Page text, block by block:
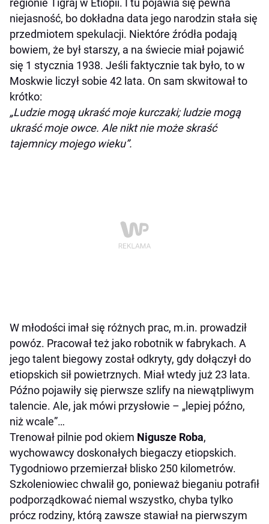
regionie Tigraj w Etiopii. I tu pojawia się pewna
niejasność, bo dokładna data jego narodzin stała się
przedmiotem spekulacji. Niektóre źródła podają
bowiem, że był starszy, a na świecie miał pojawić
się 1 stycznia 1938. Jeśli faktycznie tak było, to w
Moskwie liczył sobie 42 lata. On sam skwitował to
krótko:
„Ludzie mogą ukraść moje kurczaki; ludzie mogą
ukraść moje owce. Ale nikt nie może skraść
tajemnicy mojego wieku”.
W młodości imał się różnych prac, m.in. prowadził
powóz. Pracował też jako robotnik w fabrykach. A
jego talent biegowy został odkryty, gdy dołączył do
etiopskich sił powietrznych. Miał wtedy już 23 lata.
Późno pojawiły się pierwsze szlify na niewątpliwym
talencie. Ale, jak mówi przysłowie – „lepiej późno,
niż wcale”…
Trenował pilnie pod okiem Nigusze Roba,
wychowawcy doskonałych biegaczy etiopskich.
Tygodniowo przemierzał blisko 250 kilometrów.
Szkoleniowiec chwalił go, ponieważ bieganiu potrafił
podporządkować niemal wszystko, chyba tylko
prócz rodziny, którą zawsze stawiał na pierwszym